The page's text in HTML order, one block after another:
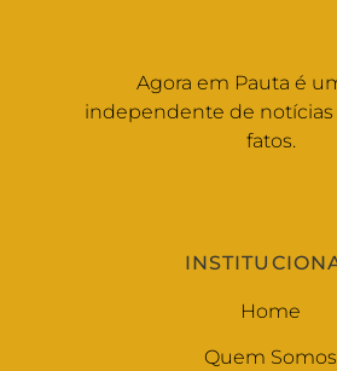
Agora em Pauta é
independente de notícias
fatos.
Home
Quem Somos